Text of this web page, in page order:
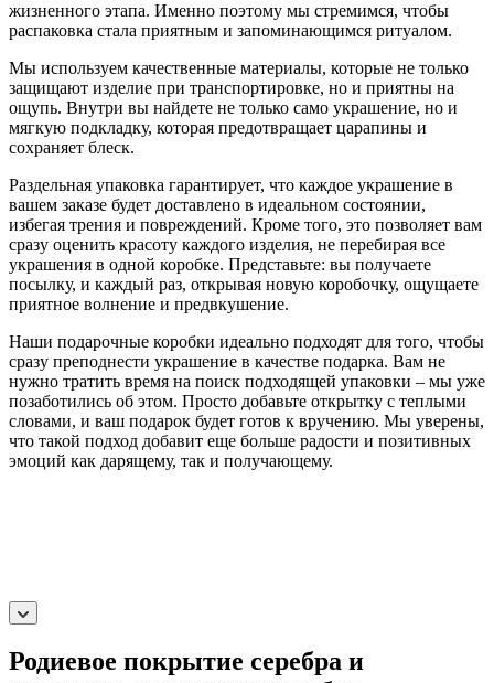
жизненного этапа. Именно поэтому мы стремимся, чтобы
распаковка стала приятным и запоминающимся ритуалом.
Мы используем качественные материалы, которые не только
защищают изделие при транспортировке, но и приятны на
ощупь. Внутри вы найдете не только само украшение, но и
мягкую подкладку, которая предотвращает царапины и
сохраняет блеск.
Раздельная упаковка гарантирует, что каждое украшение в
вашем заказе будет доставлено в идеальном состоянии,
избегая трения и повреждений. Кроме того, это позволяет вам
сразу оценить красоту каждого изделия, не перебирая все
украшения в одной коробке. Представьте: вы получаете
посылку, и каждый раз, открывая новую коробочку, ощущаете
приятное волнение и предвкушение.
Наши подарочные коробки идеально подходят для того, чтобы
сразу преподнести украшение в качестве подарка. Вам не
нужно тратить время на поиск подходящей упаковки – мы уже
позаботились об этом. Просто добавьте открытку с теплыми
словами, и ваш подарок будет готов к вручению. Мы уверены,
что такой подход добавит еще больше радости и позитивных
эмоций как дарящему, так и получающему.
Родиевое покрытие серебра и